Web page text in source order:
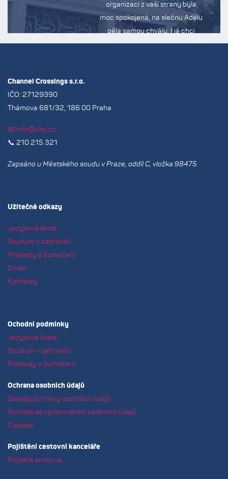
organizací z vaší strany byla
moc spokojená, na slečnu Adélu
pěla samou chválu. I já chci
poděkovat za skvělou organizaci
Channel Crossings s.r.o.
IČO: 27129390
Thámova 681/32, 186 00 Praha
📧 info@chc.cz
📞 210 215 321
Zapsáno u Městského soudu v Praze, oddíl C, vložka 98475.
Užitečné odkazy
Jazyková škola
Studium v zahraničí
Překlady a tlumočení
O nás
Kontakty
Ochodní podmínky
Jazyková škola
Studium v zahraničí
Překlady a tlumočení
Ochrana osobních údajů
Zásady ochrany osobních údajů
Souhlas se zpracováním osobních údajů
Cookies
Pojištění cestovní kanceláře
Pojistná smlouva